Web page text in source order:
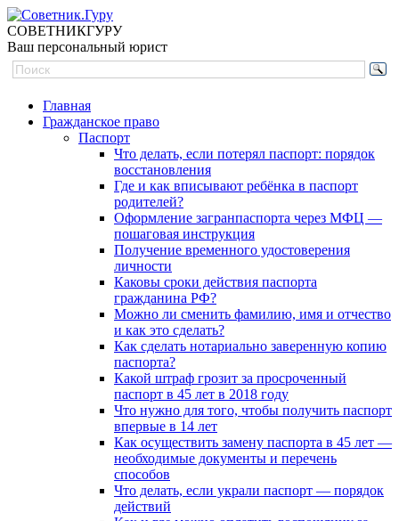
СОВЕТНИКГУРУ
Ваш персональный юрист
Главная
Гражданское право
Паспорт
Что делать, если потерял паспорт: порядок
восстановления
Где и как вписывают ребёнка в паспорт
родителей?
Оформление загранпаспорта через МФЦ —
пошаговая инструкция
Получение временного удостоверения
личности
Каковы сроки действия паспорта
гражданина РФ?
Можно ли сменить фамилию, имя и отчество
и как это сделать?
Как сделать нотариально заверенную копию
паспорта?
Какой штраф грозит за просроченный
паспорт в 45 лет в 2018 году
Что нужно для того, чтобы получить паспорт
впервые в 14 лет
Как осуществить замену паспорта в 45 лет —
необходимые документы и перечень
способов
Что делать, если украли паспорт — порядок
действий